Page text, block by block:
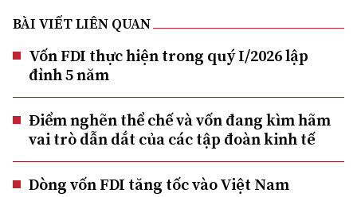
BÀI VIẾT LIÊN QUAN
Vốn FDI thực hiện trong quý I/2026 lập
đỉnh 5 năm
Điểm nghẽn thể chế và vốn đang kìm hãm
vai trò dẫn dắt của các tập đoàn kinh tế
Dòng vốn FDI tăng tốc vào Việt Nam